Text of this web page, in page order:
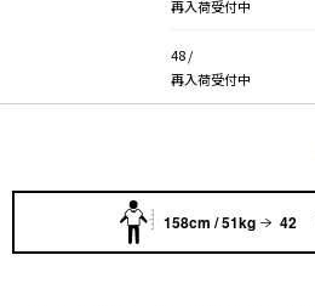
再入荷受付中
48 /
再入荷受付中
158cm / 51kg 42